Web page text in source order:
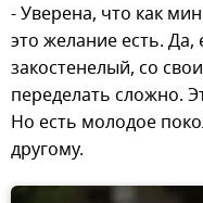
- Уверена, что как
это желание есть.
закостенелый, со
переделать сложно.
Но есть молодое
другому.